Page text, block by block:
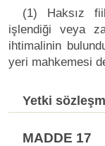
(1) Haksız
işlendiği veya
ihtimalinin
yeri mahkemesi
Yetki
MADDE 17